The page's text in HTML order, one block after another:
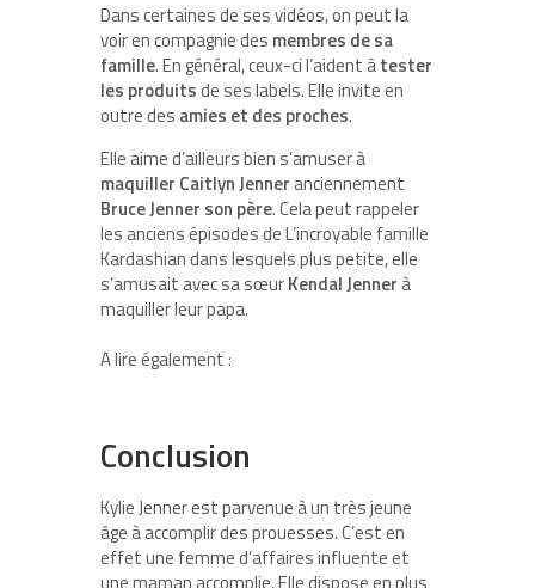
Dans certaines de ses vidéos, on peut la
voir en compagnie des membres de sa
famille. En général, ceux-ci l’aident àtester
les produitsde ses labels. Elle invite en
outre des amies et des proches.
Elle aime d’ailleurs bien s’amuser à
maquiller Caitlyn Jenner anciennement
Bruce Jenner son père. Cela peut rappeler
les anciens épisodes de L’incroyable famille
Kardashian dans lesquels plus petite, elle
s’amusait avec sa sœurKendal Jenner à
maquiller leur papa.
A lire également :
Conclusion
Kylie Jenner est parvenue à un très jeune
âge à accomplir des prouesses. C’est en
effet une femme d’affaires influente et